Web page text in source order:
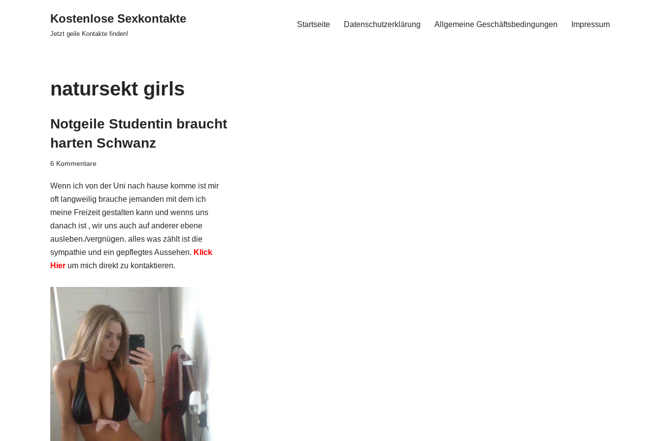
Kostenlose Sexkontakte
Jetzt geile Kontakte finden!
Startseite Datenschutzerklärung Allgemeine Geschäftsbedingungen Impressum
natursekt girls
Notgeile Studentin braucht
harten Schwanz
6 Kommentare
Wenn ich von der Uni nach hause komme ist mir
oft langweilig brauche jemanden mit dem ich
meine Freizeit gestalten kann und wenns uns
danach ist , wir uns auch auf anderer ebene
ausleben./vergnügen. alles was zählt ist die
sympathie und ein gepflegtes Aussehen. Klick
Hier um mich direkt zu kontaktieren.